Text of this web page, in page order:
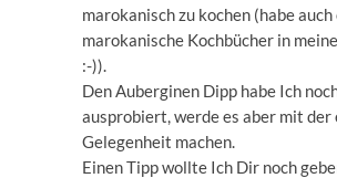
marokanisch zu kochen (habe
marokanische Kochbücher in
:-)).
Den Auberginen Dipp habe Ich
ausprobiert, werde es aber mit
Gelegenheit machen.
Einen Tipp wollte Ich Dir noch